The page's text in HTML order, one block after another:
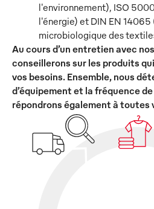
l'environnement), ISO
l'énergie) et DIN EN 14065
microbiologique des
Au cours d’un entretien avec
conseillerons sur les produits
vos besoins. Ensemble, nous
d’équipement et la fréquence
répondrons également à toutes